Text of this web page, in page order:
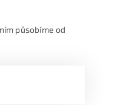
působíme od